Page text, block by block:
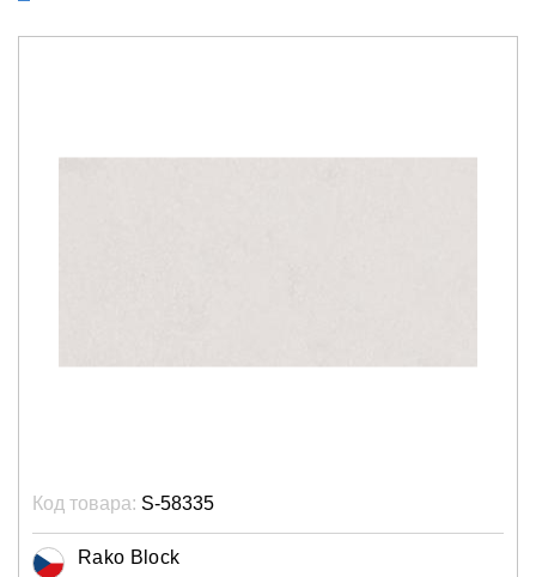
Код товара: S-58335
Rako Block